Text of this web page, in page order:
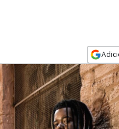
Opens